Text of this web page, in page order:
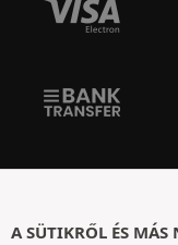
A SÜTIKRŐL ÉS